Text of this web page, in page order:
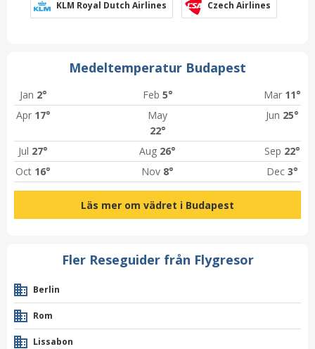
KLM Royal Dutch Airlines Czech Airlines
Medeltemperatur Budapest
Jan 2° Feb 5° Mar 11°
Apr 17°
May
22°
Jun 25°
Jul 27° Aug 26° Sep 22°
Oct 16° Nov 8° Dec 3°
Läs mer om vädret i Budapest
Fler Reseguider från Flygresor
Berlin
Rom
Lissabon